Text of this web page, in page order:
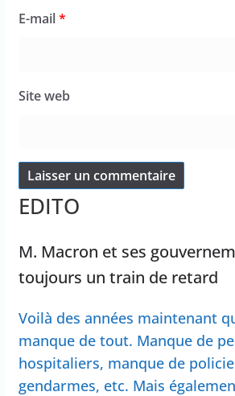
E-mail*
Site web
EDITO
M. Macron et ses
toujours un train de retard
Voilà des années maintenant
manque de tout. Manque de
hospitaliers, manque de
gendarmes, etc. Mais